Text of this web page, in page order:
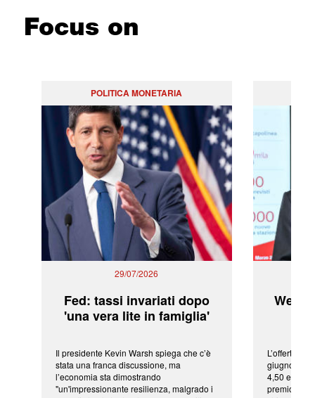
Focus on
POLITICA MONETARIA
29/07/2026
Fed: tassi invariati dopo
'una vera lite in famiglia'
Il presidente Kevin Warsh spiega che c’è
stata una franca discussione, ma
l’economia sta dimostrando
"un'impressionante resilienza, malgrado i
L’offerta
giugno da
4,50 euro
premio di